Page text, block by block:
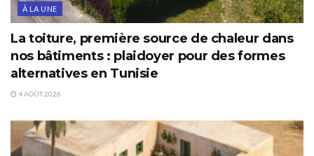
À LA UNE
La toiture, première source de chaleur dans
nos bâtiments : plaidoyer pour des formes
alternatives en Tunisie
4 AOÛT 2026